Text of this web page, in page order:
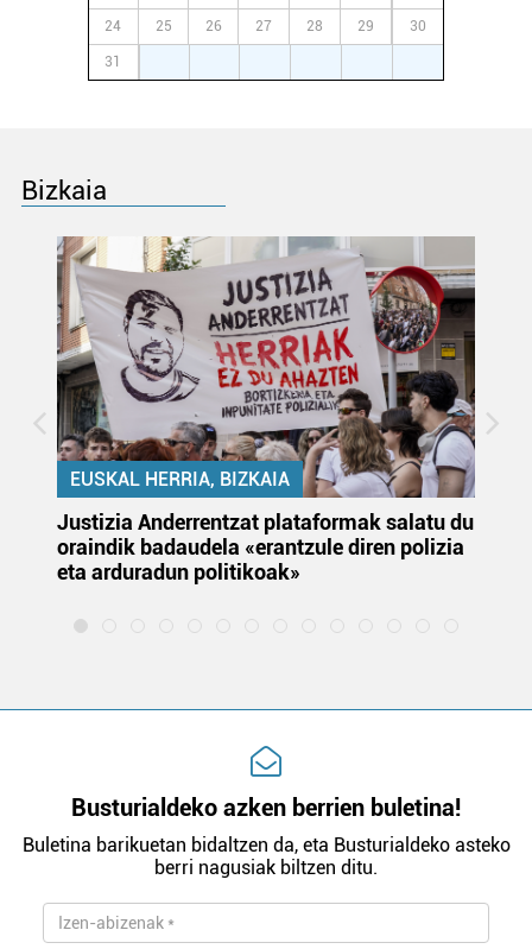
24 25 26 27 28 29 30
31
Bizkaia
EUSKAL HERRIA, BIZKAIA
Justizia Anderrentzat plataformak salatu du
oraindik badaudela «erantzule diren polizia
eta arduradun politikoak»
Busturialdeko azken berrien buletina!
Buletina barikuetan bidaltzen da, eta Busturialdeko asteko
berri nagusiak biltzen ditu.